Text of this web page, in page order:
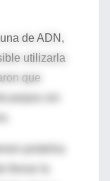
de ADN,
utilizarla
que
frenar la